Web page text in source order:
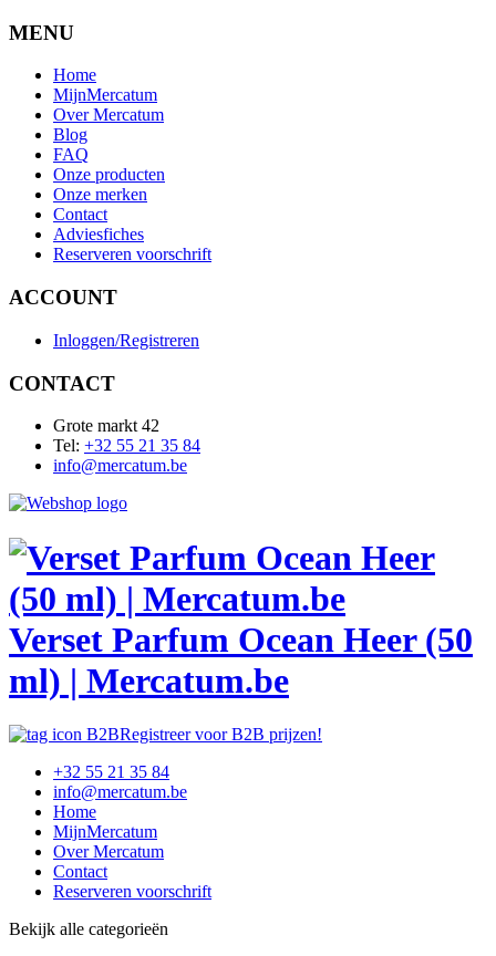
MENU
Home
MijnMercatum
Over Mercatum
Blog
FAQ
Onze producten
Onze merken
Contact
Adviesfiches
Reserveren voorschrift
ACCOUNT
Inloggen/Registreren
CONTACT
Grote markt 42
Tel: +32 55 21 35 84
info@mercatum.be
Verset Parfum Ocean Heer (50
ml) | Mercatum.be
Registreer voor B2B prijzen!
+32 55 21 35 84
info@mercatum.be
Home
MijnMercatum
Over Mercatum
Contact
Reserveren voorschrift
Bekijk alle categorieën